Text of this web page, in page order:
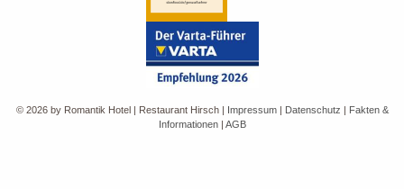
© 2026 by Romantik Hotel | Restaurant Hirsch| Impressum| Datenschutz
Fakten &
Informationen| AGB